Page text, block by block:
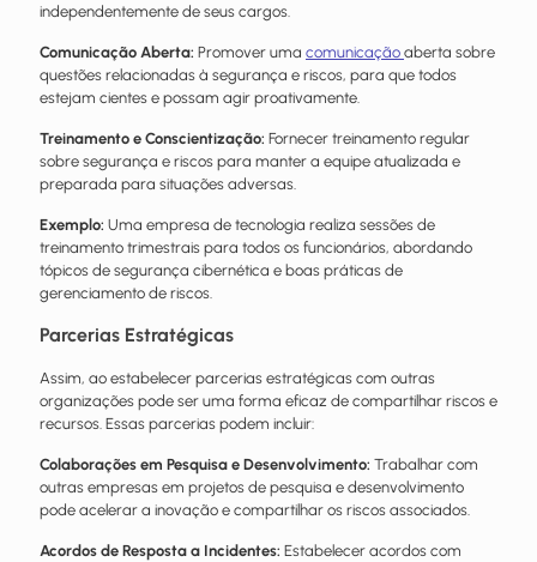
independentemente de seus cargos.
Comunicação Aberta: Promover uma comunicação aberta sobre
questões relacionadas à segurança e riscos, para que todos
estejam cientes e possam agir proativamente.
Treinamento e Conscientização: Fornecer treinamento regular
sobre segurança e riscos para manter a equipe atualizada e
preparada para situações adversas.
Exemplo: Uma empresa de tecnologia realiza sessões de
treinamento trimestrais para todos os funcionários, abordando
tópicos de segurança cibernética e boas práticas de
gerenciamento de riscos.
Parcerias Estratégicas
Assim, ao estabelecer parcerias estratégicas com outras
organizações pode ser uma forma eficaz de compartilhar riscos e
recursos. Essas parcerias podem incluir:
Colaborações em Pesquisa e Desenvolvimento: Trabalhar com
outras empresas em projetos de pesquisa e desenvolvimento
pode acelerar a inovação e compartilhar os riscos associados.
Acordos de Resposta a Incidentes: Estabelecer acordos com